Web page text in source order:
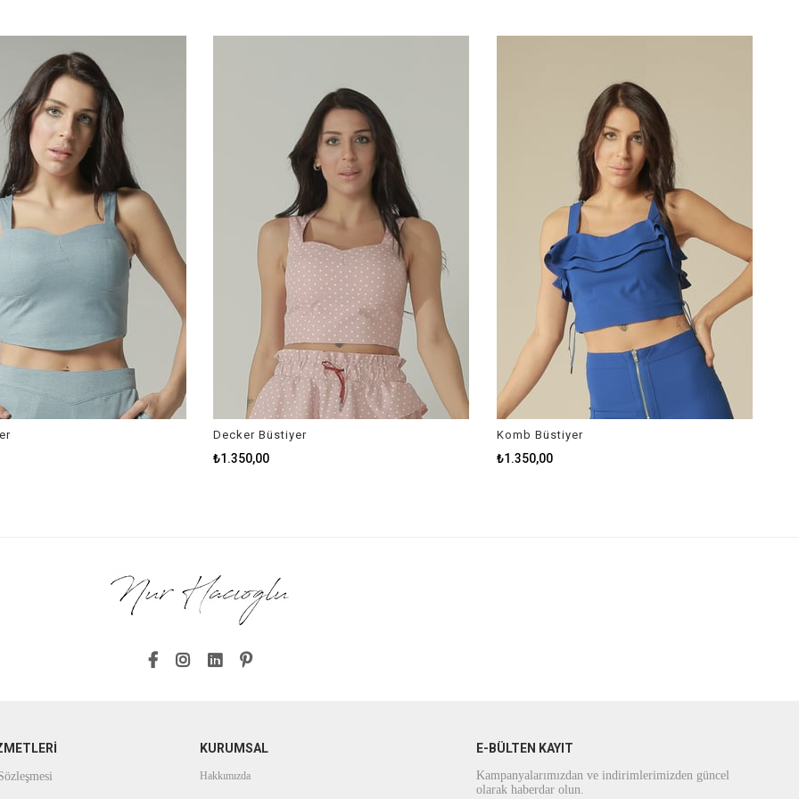
Decker Büstiyer
₺1.350,00
Komb Büstiyer
₺1.350,00
KURUMSAL
Hakkımızda
E-BÜLTEN KAYIT
Kampanyalarımızdan ve indirimlerimizden güncel
olarak haberdar olun.